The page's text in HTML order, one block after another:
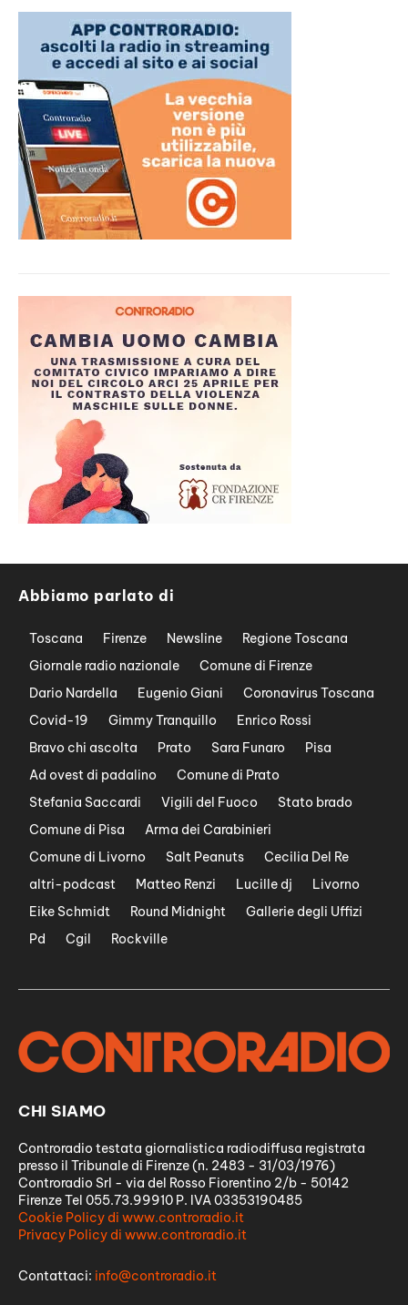
Abbiamo parlato di
Toscana Firenze Newsline
Regione Toscana
Giornale radio nazionale
Comune di Firenze
Dario Nardella
Eugenio Giani
Coronavirus Toscana
Covid-19
Gimmy Tranquillo
Enrico Rossi
Bravo chi ascolta
Prato Sara Funaro
Pisa
Ad ovest di padalino
Comune di Prato
Stefania Saccardi
Vigili del Fuoco
Stato brado
Comune di Pisa
Arma dei Carabinieri
Comune di Livorno
Salt Peanuts
Cecilia Del Re
altri-podcast
Matteo Renzi Lucille dj
Livorno
Eike Schmidt
Round Midnight
Gallerie degli Uffizi
Pd
Cgil Rockville
CHI SIAMO
Controradio testata giornalistica radiodiffusa registrata
presso il Tribunale di Firenze (n. 2483 - 31/03/1976)
Controradio Srl - via del Rosso Fiorentino 2/b - 50142
Firenze Tel 055.73.99910 P. IVA 03353190485
Cookie Policy di www.controradio.it
Privacy Policy di www.controradio.it
Contattaci: info@controradio.it